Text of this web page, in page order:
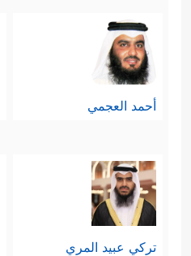
أحمد العجمي
تركي عبيد المري